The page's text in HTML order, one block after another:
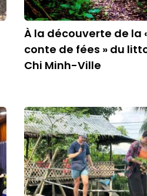
À la découverte de la
conte de fées » du
Chi Minh-Ville